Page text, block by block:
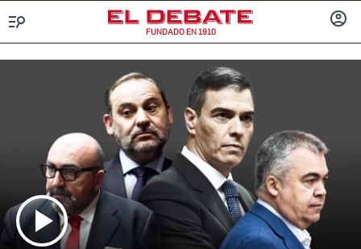
FUNDADO EN 1910